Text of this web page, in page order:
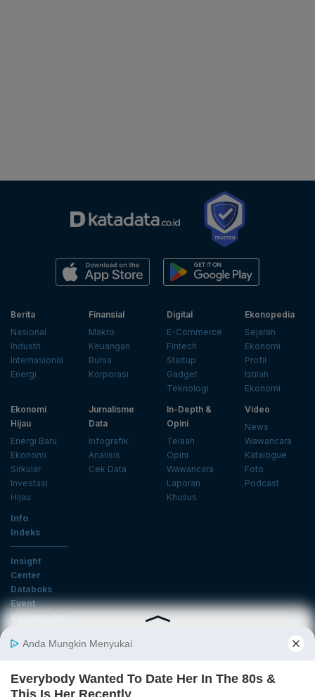
Berita
Nasional
Industri
Internasional
Energi
Finansial
Makro
Keuangan
Bursa
Korporasi
Digital
E-Commerce
Fintech
Startup
Gadget
Teknologi
Ekonopedia
Sejarah
Ekonomi
Profil
Istilah
Ekonomi
Ekonomi
Hijau
Energi Baru
Ekonomi
Sirkular
Investasi
Hijau
Jurnalisme
Data
Infografik
Analisis
Cek Data
In-Depth &
Opini
Telaah
Opini
Wawancara
Laporan
Khusus
Video
News
Wawancara
Katalogue
Foto
Podcast
Info
Indeks
Insight
Center
Databoks
Event
KatadataOto
Email
Daftar